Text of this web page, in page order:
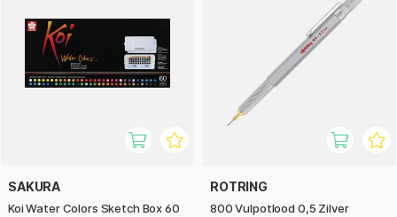
SAKURA
Koi Water Colors Sketch Box 60
ROTRING
800 Vulpotlood 0,5 Zilver